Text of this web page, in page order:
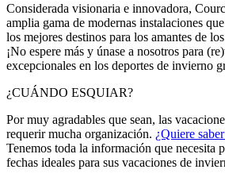
Considerada visionaria e innovadora,
amplia gama de modernas instalaciones
los mejores destinos para los amantes de
¡No espere más y únase a nosotros para
excepcionales en los deportes de invierno
¿CUÁNDO ESQUIAR?
Por muy agradables que sean, las
requerir mucha organización. ¿Quiere
Tenemos toda la información que necesita
fechas ideales para sus vacaciones de